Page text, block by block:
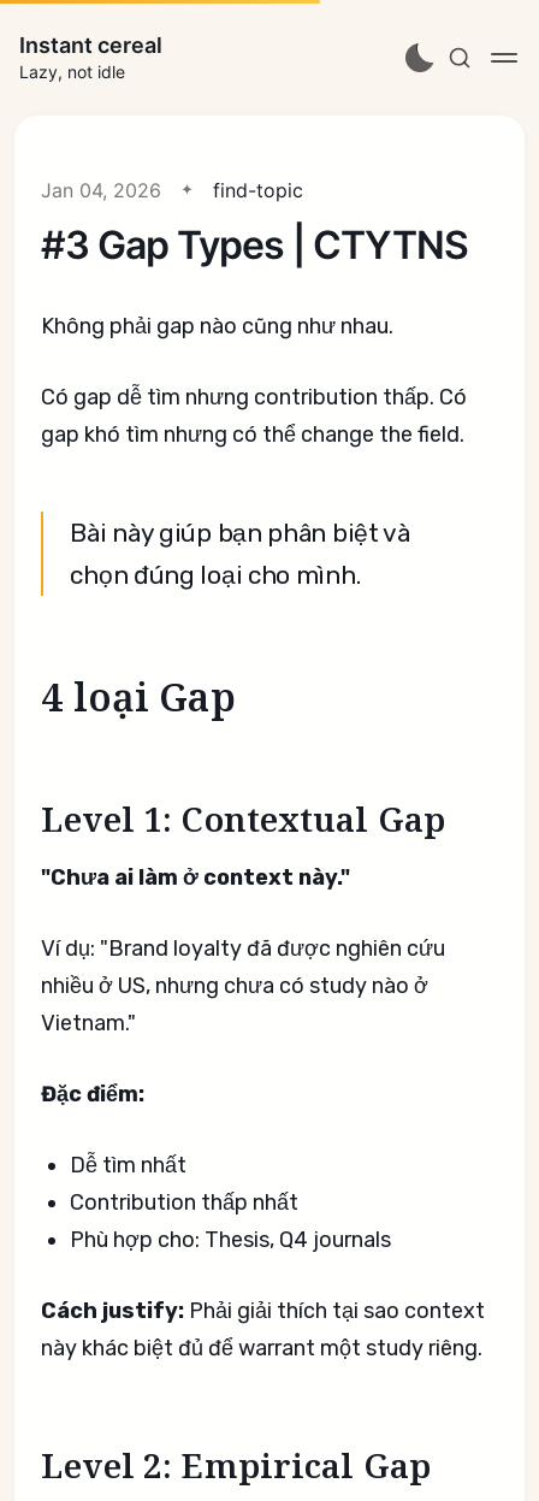
Instant cereal
Lazy, not idle
Jan 04, 2026 find-topic
#3 Gap Types | CTYTNS
Không phải gap nào cũng như nhau.
Có gap dễ tìm nhưng contribution thấp. Có
gap khó tìm nhưng có thể change the field.
Bài này giúp bạn phân biệt và
chọn đúng loại cho mình.
4 loại Gap
Level 1: Contextual Gap
"Chưa ai làm ở context này."
Ví dụ: "Brand loyalty đã được nghiên cứu
nhiều ở US, nhưng chưa có study nào ở
Vietnam."
Đặc điểm:
Dễ tìm nhất
Contribution thấp nhất
Phù hợp cho: Thesis, Q4 journals
Cách justify: Phải giải thích tại sao context
này khác biệt đủ để warrant một study riêng.
Level 2: Empirical Gap